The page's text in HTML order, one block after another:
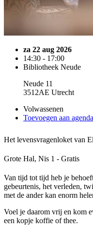
za 22 aug 2026
14:30 - 17:00
Bibliotheek Neude
Neude 11
3512AE Utrecht
Volwassenen
Toevoegen aan agenda
Het levensvragenloket van
Grote Hal, Nis 1 - Gratis
Van tijd tot tijd heb je
gebeurtenis, het verleden,
met de ander kan enorm
Voel je daarom vrij en kom
een kopje koffie of thee.